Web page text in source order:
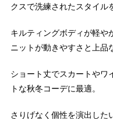
クスで洗練されたスタイル
キルティングボディが軽や
ニットが動きやすさと上品
ショート丈でスカートやワ
トな秋冬コーデに最適。
さりげなく個性を演出した